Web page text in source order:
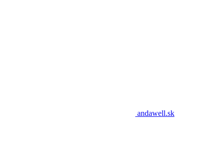
andawell.sk